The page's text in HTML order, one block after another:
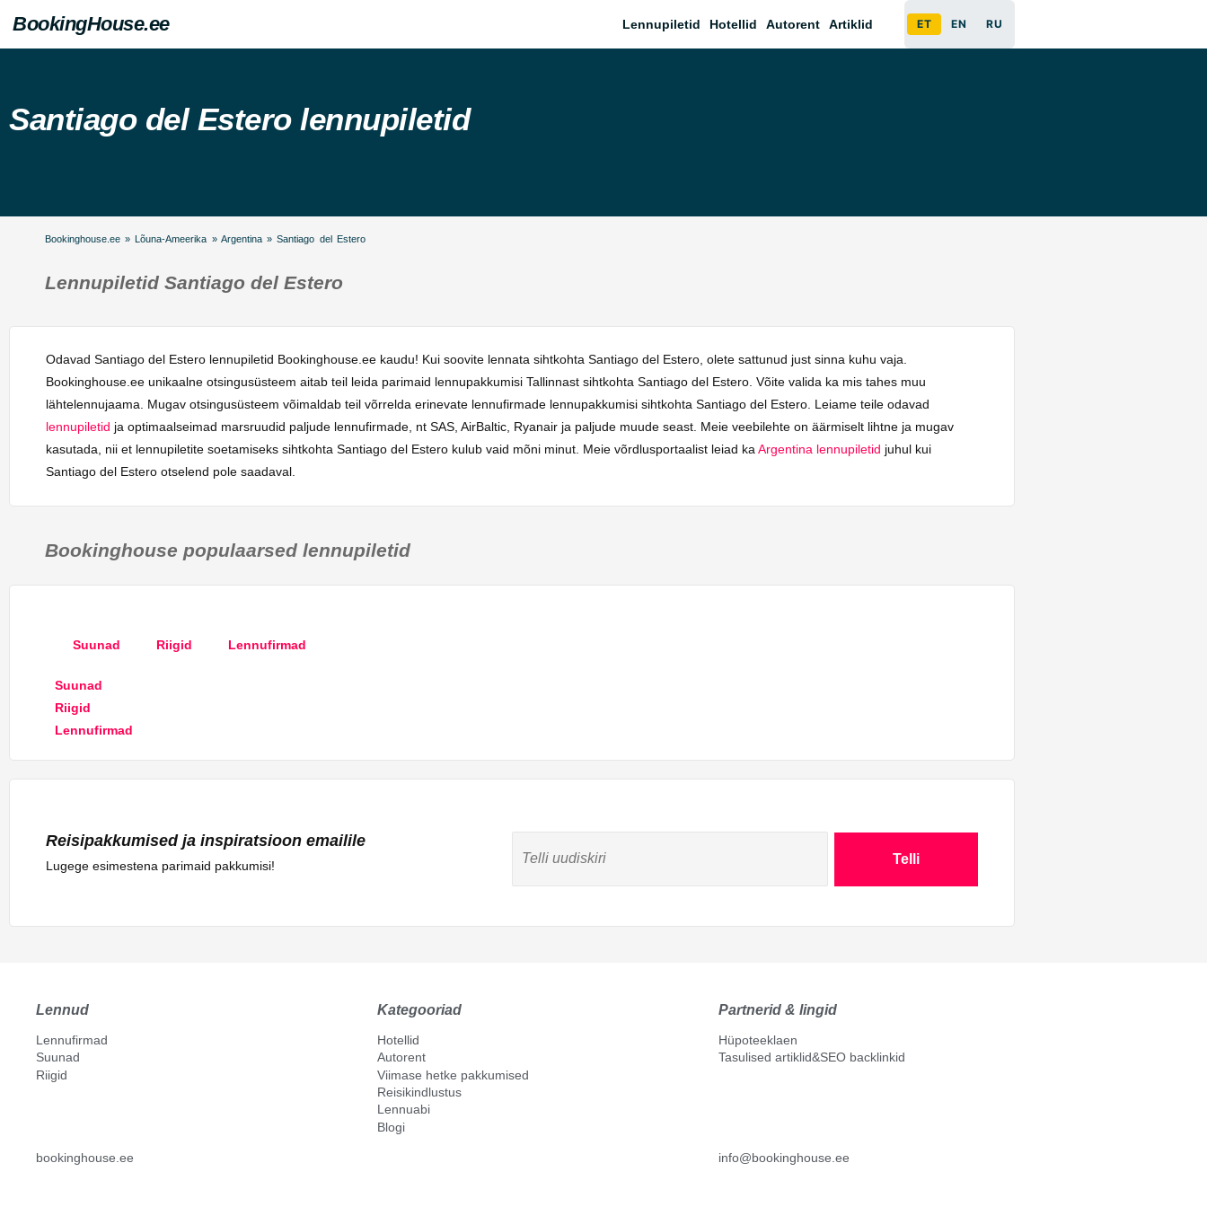
BookingHouse.ee Lennupiletid Hotellid Autorent Artiklid ET EN RU
Santiago del Estero lennupiletid
Bookinghouse.ee » Lõuna-Ameerika » Argentina»Santiago del Estero
Lennupiletid Santiago del Estero
Odavad Santiago del Estero lennupiletid Bookinghouse.ee kaudu! Kui soovite lennata sihtkohta Santiago del Estero, olete sattunud just sinna kuhu vaja.
Bookinghouse.ee unikaalne otsingusüsteem aitab teil leida parimaid lennupakkumisi Tallinnast sihtkohta Santiago del Estero. Võite valida ka mis tahes muu
lähtelennujaama. Mugav otsingusüsteem võimaldab teil võrrelda erinevate lennufirmade lennupakkumisi sihtkohta Santiago del Estero. Leiame teile odavad
lennupiletid ja optimaalseimad marsruudid paljude lennufirmade, nt SAS, AirBaltic, Ryanair ja paljude muude seast. Meie veebilehte on äärmiselt lihtne ja mugav
kasutada, nii et lennupiletite soetamiseks sihtkohta Santiago del Estero kulub vaid mõni minut. Meie võrdlusportaalist leiad kaArgentina lennupiletid juhul kui
Santiago del Estero otselend pole saadaval.
Bookinghouse populaarsed lennupiletid
Suunad Riigid Lennufirmad
Suunad
Riigid
Lennufirmad
Reisipakkumised ja inspiratsioon emailile
Lugege esimestena parimaid pakkumisi! Telli
Lennud
Lennufirmad
Suunad
Riigid
Kategooriad
Hotellid
Autorent
Viimase hetke pakkumised
Reisikindlustus
Lennuabi
Blogi
Partnerid & lingid
Hüpoteeklaen
Tasulised artiklid&SEO backlinkid
bookinghouse.ee info@bookinghouse.ee